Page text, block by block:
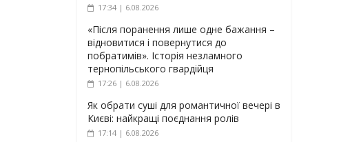
17:34 | 6.08.2026
«Після поранення лише одне бажання –
відновитися і повернутися до
побратимів». Історія незламного
тернопільського гвардійця
17:26 | 6.08.2026
Як обрати суші для романтичної вечері в
Києві: найкращі поєднання ролів
17:14 | 6.08.2026